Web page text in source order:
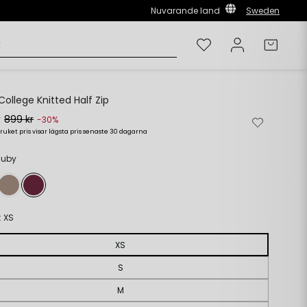
Nuvarande land Sweden
ÖnskelistaLogga in
Knitted Half Zip
899 kr -30%
pris visar lägsta pris senaste 30 dagarna
Lägg
XS
XS
S
M